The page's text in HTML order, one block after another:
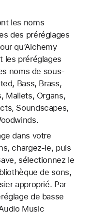
les noms
des préréglages
qu’Alchemy
les préréglages
noms de sous-
Bass, Brass,
Mallets, Organs,
Soundscapes,
dans votre
chargez-le, puis
sélectionnez le
de sons,
approprié. Par
de basse
Music